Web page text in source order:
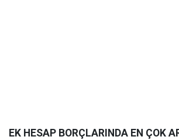
EK HESAP BORÇLARINDA EN ÇOK